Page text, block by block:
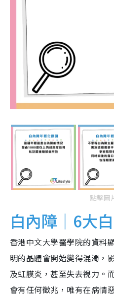
點擊圖
白內障｜6大
香港中文大學醫學院的資料
明的晶體會開始變得混濁，
及虹膜炎，甚至失去視力。
會有任何徵兆，唯有在病情